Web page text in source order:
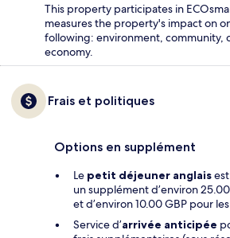
This property participates in
measures the property's impact on
following: environment, community,
economy.
Frais et politiques
Options en supplément
Le petit déjeuner anglais
un supplément d’environ
et d’environ 10.00 GBP pour
Service d’arrivée anticipée